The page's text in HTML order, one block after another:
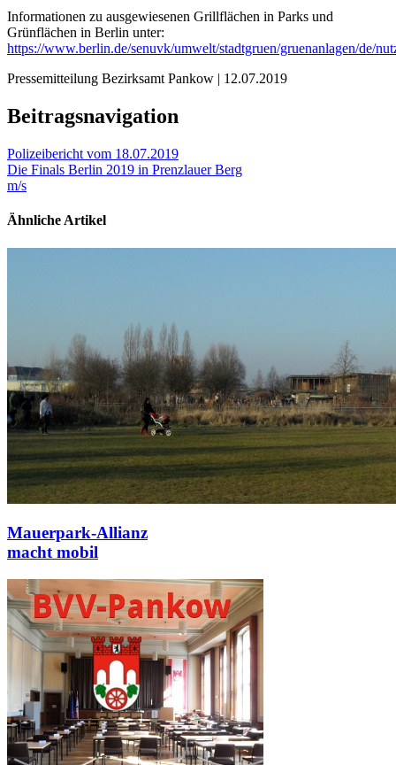
Informationen zu ausgewiesenen Grillflächen in Parks und
Grünflächen in Berlin unter:
https://www.berlin.de/senuvk/umwelt/stadtgruen/gruenanlagen/de/
Pressemitteilung Bezirksamt Pankow | 12.07.2019
Beitragsnavigation
Polizeibericht vom 18.07.2019
Die Finals Berlin 2019 in Prenzlauer Berg
m/s
Ähnliche Artikel
Mauerpark-Allianz
macht mobil